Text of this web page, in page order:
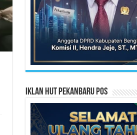
Iklan HUT Pekanbaru Pos